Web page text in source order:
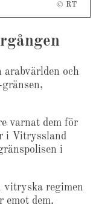
© RT
och
varnat dem för
i Vitryssland
i
vitryska regimen
emot dem.